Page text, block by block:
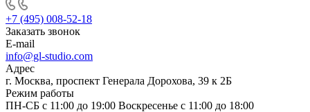
+7 (495) 008-52-18
Заказать звонок
E-mail
info@gl-studio.com
Адрес
г. Москва, проспект Генерала Дорохова, 39 к 2Б
Режим работы
ПН-СБ с 11:00 до 19:00 Воскресенье с 11:00 до 18:00